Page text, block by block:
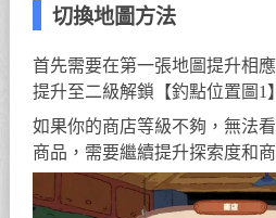
切換地圖方法
首先需要在第一張地圖提升相
提升至二級解鎖【釣點位置圖1
如果你的商店等級不夠，無法
商品，需要繼續提升探索度和商